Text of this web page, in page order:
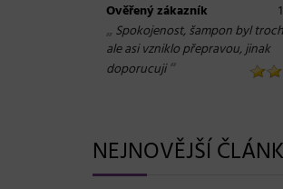
Ověřený zákazník
„ Spokojenost, šampon byl
ale asi vzniklo přepravou, jinak
doporucuji“
NEJNOVĚJŠÍ